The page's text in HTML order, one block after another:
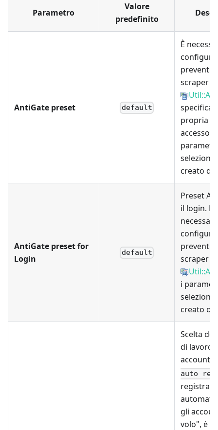
Parametro
Valore
predefinito
AntiGate preset default
È
scraper
propria
accesso
creato qui
AntiGate preset for
Login
default
Preset
il login. È
scraper
i
creato qui
Scelta
di lavoro
account:
auto
registra
gli
volo", è